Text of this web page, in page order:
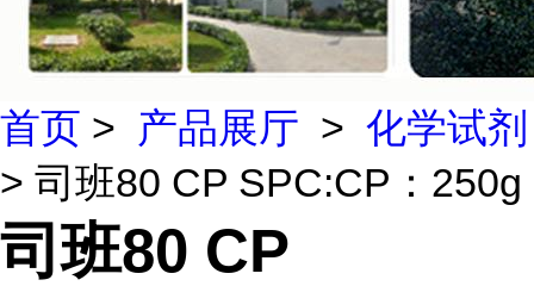
首页 > 产品展厅 > 化学试剂
> 司班80 CP SPC:CP：250g
司班80 CP